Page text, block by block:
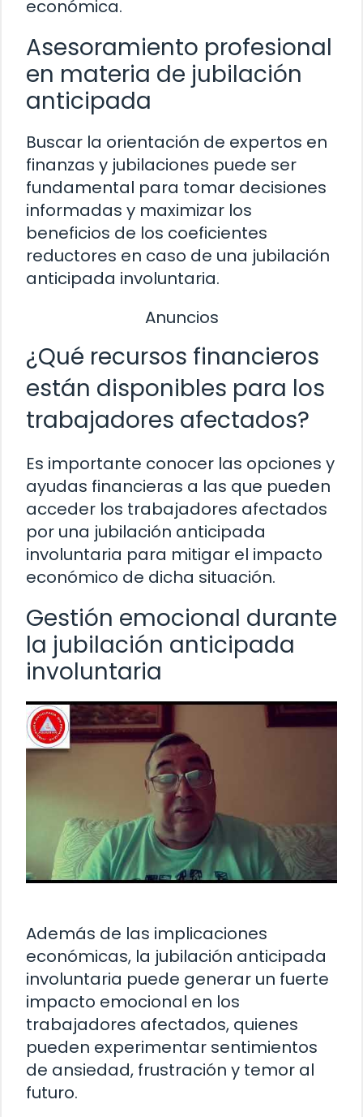
económica.
Asesoramiento profesional
en materia de jubilación
anticipada
Buscar la orientación de expertos en
finanzas y jubilaciones puede ser
fundamental para tomar decisiones
informadas y maximizar los
beneficios de los coeficientes
reductores en caso de una jubilación
anticipada involuntaria.
Anuncios
¿Qué recursos financieros
están disponibles para los
trabajadores afectados?
Es importante conocer las opciones y
ayudas financieras a las que pueden
acceder los trabajadores afectados
por una jubilación anticipada
involuntaria para mitigar el impacto
económico de dicha situación.
Gestión emocional durante
la jubilación anticipada
involuntaria
Además de las implicaciones
económicas, la jubilación anticipada
involuntaria puede generar un fuerte
impacto emocional en los
trabajadores afectados, quienes
pueden experimentar sentimientos
de ansiedad, frustración y temor al
futuro.